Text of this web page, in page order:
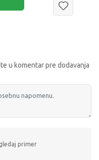
u komentar pre dodavanja
primer